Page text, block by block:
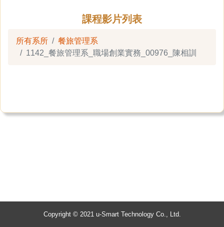
課程影片列表
所有系所
餐旅管理系
1142_餐旅管理系_職場創業實務_00976_陳相訓
Copyright © 2021 u-Smart Technology Co., Ltd.